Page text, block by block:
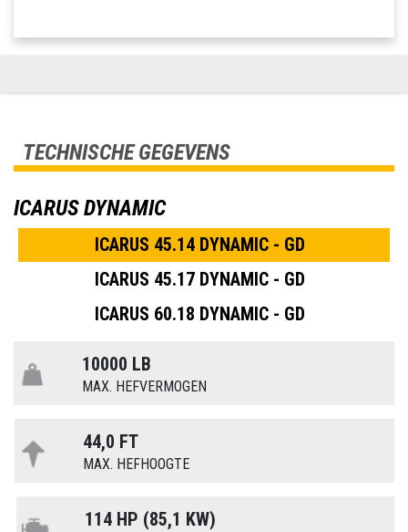
TECHNISCHE GEGEVENS
ICARUS DYNAMIC
ICARUS 45.14 DYNAMIC - GD
ICARUS 45.17 DYNAMIC - GD
ICARUS 60.18 DYNAMIC - GD
10000 LB
MAX. HEFVERMOGEN
44,0 FT
MAX. HEFHOOGTE
114 HP (85,1 KW)